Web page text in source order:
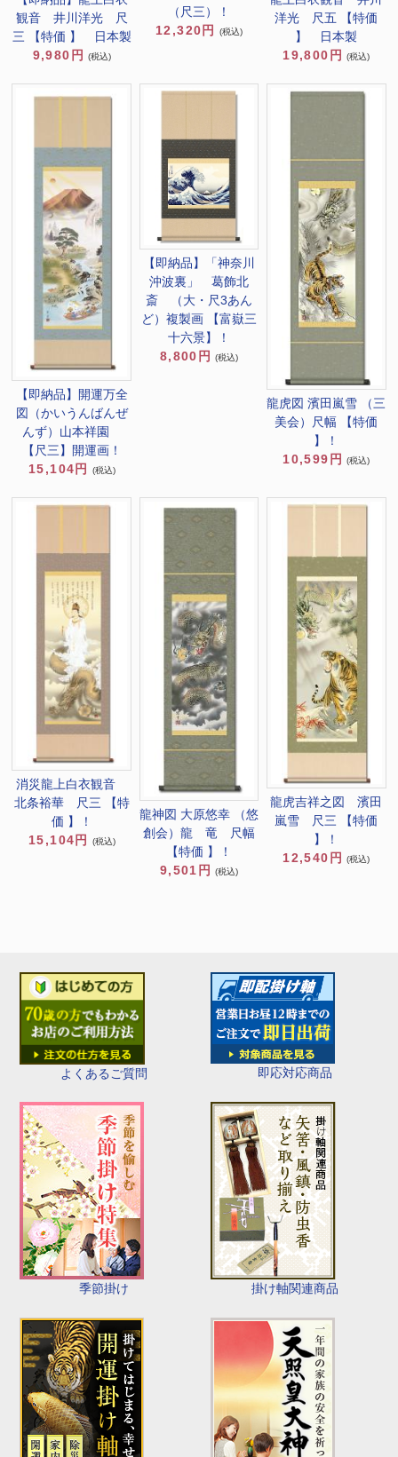
よくあるご質問 即応対応商品
季節掛け 掛け軸関連商品
観音 井川洋光 尺
三 【特価 】 日本製
9,980円
(税込)
（尺三）！
12,320円
(税込)
洋光 尺五 【特価
】 日本製
19,800円 (税込)
【即納品】開運万全
図（かいうんばんぜ
んず）山本祥園
【尺三】開運画！
15,104円
(税込)
【即納品】「神奈川
沖波裏」 葛飾北
斎 （大・尺3あん
ど）複製画 【富嶽三
十六景】！
8,800円
(税込)
龍虎図 濱田嵐雪 （三
美会）尺幅 【特価
】！
10,599円
(税込)
消災龍上白衣観音
北条裕華 尺三 【特
価 】！
15,104円
(税込)
龍神図 大原悠幸 （悠
創会）龍 竜 尺幅
【特価 】！
9,501円
(税込)
龍虎吉祥之図 濱田
嵐雪 尺三 【特価
】！
12,540円
(税込)